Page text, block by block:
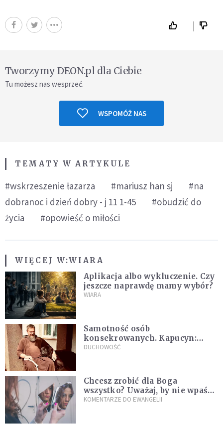
Tworzymy DEON.pl dla Ciebie
Tu możesz nas wesprzeć.
WSPOMÓŻ NAS
TEMATY W ARTYKULE
#wskrzeszenie łazarza #mariusz han sj
#na
dobranoc i dzień dobry - j 11 1-45
#obudzić do
życia
#opowieść o miłości
WIĘCEJ W:WIARA
Aplikacja albo wykluczenie. Czy
jeszcze naprawdę mamy wybór?
WIARA
Samotność osób
konsekrowanych. Kapucyn:
Życie w pojedynkę rzadko jest
DUCHOWOŚĆ
Chcesz zrobić dla Boga
wszystko? Uważaj, by nie wpaść
w groźną pułapkę
KOMENTARZE DO EWANGELII